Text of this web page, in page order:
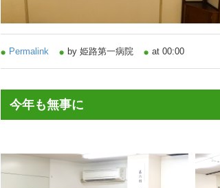
Permalink by 姫路第一病院 at 00:00
今年も無事に